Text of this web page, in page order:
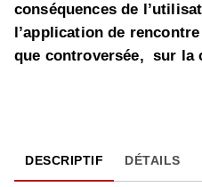
conséquences de
l’application de
que controversée, sur la
DESCRIPTIF DÉTAILS